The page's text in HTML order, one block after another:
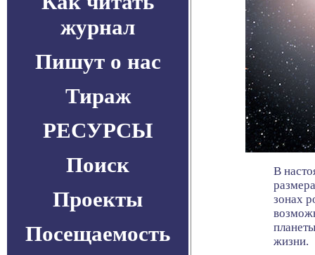
журнал
Пишут о нас
Тираж
РЕСУРСЫ
Поиск
Проекты
Посещаемость
В
зонах
жизни.